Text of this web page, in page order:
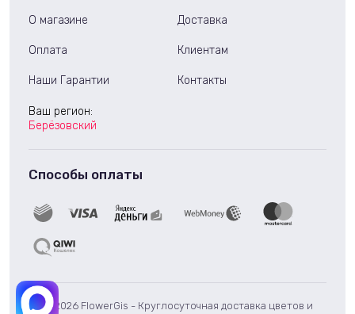
© 2026 FlowerGis - Круглосуточная доставка цветов и
О магазине Доставка
Оплата Клиентам
Наши Гарантии Контакты
Ваш регион:
Берёзовский
Способы оплаты